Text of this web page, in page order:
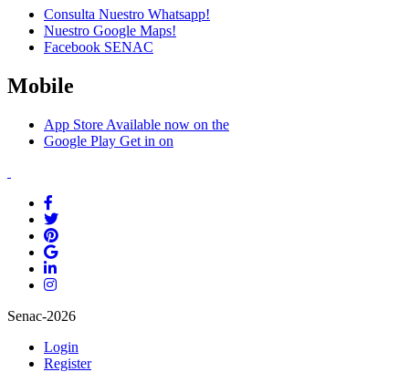
Consulta Nuestro Whatsapp!
Nuestro Google Maps!
Facebook SENAC
Mobile
App Store Available now on the
Google Play Get in on
Senac-2026
Login
Register